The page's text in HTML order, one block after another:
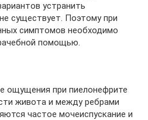
устранить
существует. Поэтому при
симптомов необходимо
помощью.
ощущения при пиелонефрите
живота и между ребрами
частое мочеиспускание и